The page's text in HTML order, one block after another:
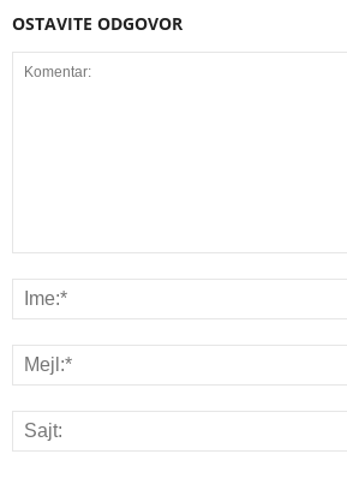
OSTAVITE ODGOVOR